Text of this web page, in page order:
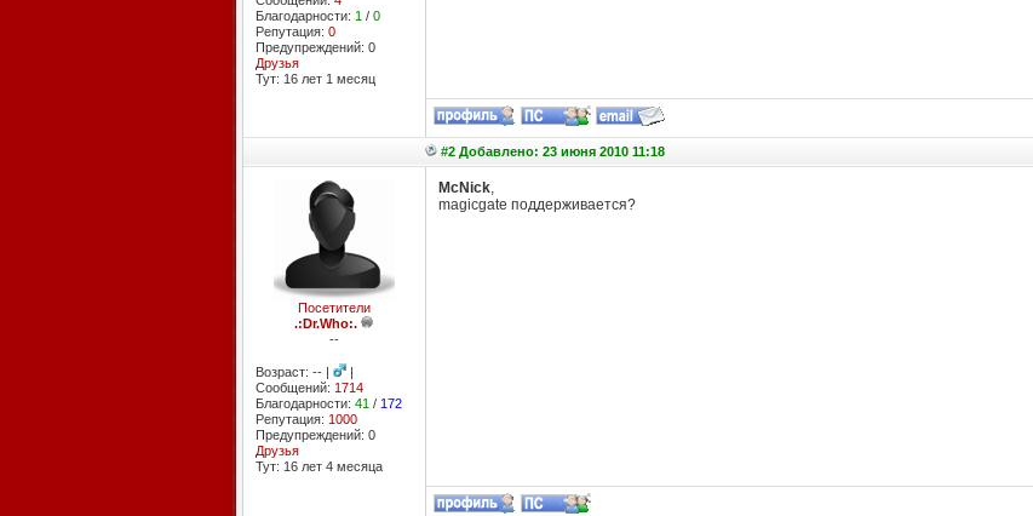
Благодарности: 1 / 0
Репутация: 0
Предупреждений: 0
Друзья
Тут: 16 лет 1 месяц
#2 Добавлено: 23 июня 2010 11:18
Посетители
.:Dr.Who:.
--
Возраст: -- |
|
Сообщений: 1714
Благодарности: 41 / 172
Репутация: 1000
Предупреждений: 0
Друзья
Тут: 16 лет 4 месяцa
McNick,
magicgate поддерживается?